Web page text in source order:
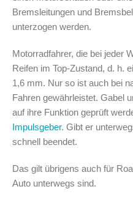
Bremsleitungen und
unterzogen werden.
Motorradfahrer, die bei jeder
Reifen im Top-Zustand, d. h.
1,6 mm. Nur so ist auch bei
Fahren gewährleistet. Gabel
auf ihre Funktion geprüft
Impulsgeber. Gibt er
schnell beendet.
Das gilt übrigens auch für
Auto unterwegs sind.